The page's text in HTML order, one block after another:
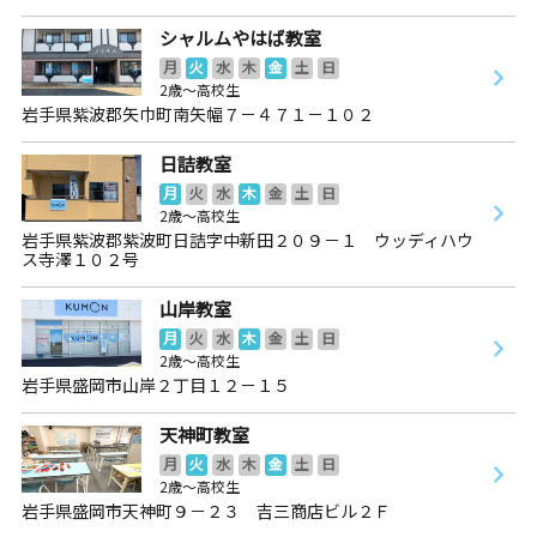
シャルムやはば教室
月 火 水 木 金 土
日
2歳～高校生
岩手県紫波郡矢巾町南矢幅７－４７１－１０２
日詰教室
月 火 水 木 金 土
日
2歳～高校生
岩手県紫波郡紫波町日詰字中新田２０９－１ ウッディハウ
ス寺澤１０２号
山岸教室
月 火 水 木 金 土
日
2歳～高校生
岩手県盛岡市山岸２丁目１２－１５
天神町教室
月 火 水 木 金 土
日
2歳～高校生
岩手県盛岡市天神町９－２３ 吉三商店ビル２Ｆ